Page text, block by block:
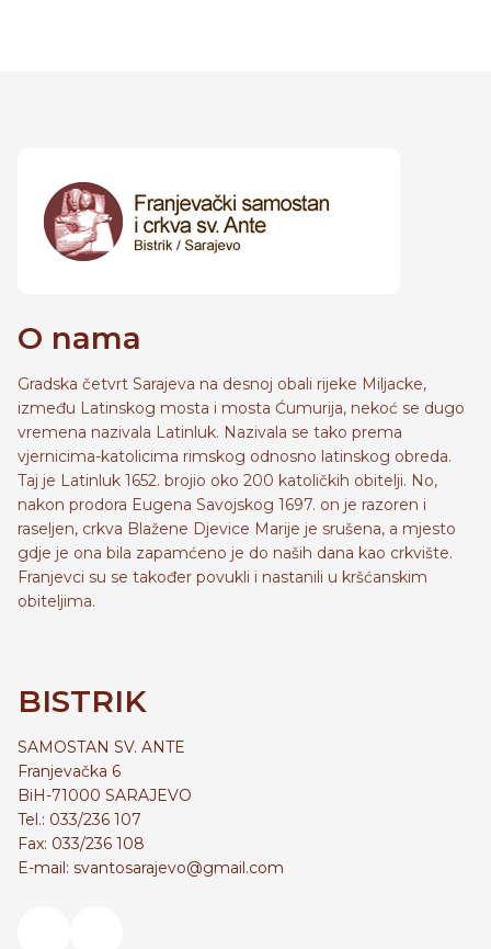
O nama
Gradska četvrt Sarajeva na desnoj obali rijeke Miljacke,
između Latinskog mosta i mosta Ćumurija, nekoć se dugo
vremena nazivala Latinluk. Nazivala se tako prema
vjernicima-katolicima rimskog odnosno latinskog obreda.
Taj je Latinluk 1652. brojio oko 200 katoličkih obitelji. No,
nakon prodora Eugena Savojskog 1697. on je razoren i
raseljen, crkva Blažene Djevice Marije je srušena, a mjesto
gdje je ona bila zapamćeno je do naših dana kao crkvište.
Franjevci su se također povukli i nastanili u kršćanskim
obiteljima.
BISTRIK
SAMOSTAN SV. ANTE
Franjevačka 6
BiH-71000 SARAJEVO
Tel.: 033/236 107
Fax: 033/236 108
E-mail: svantosarajevo@gmail.com